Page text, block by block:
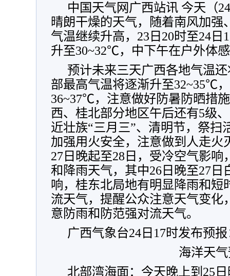
中国天气网广西站讯 今天（
晴朗干燥的天气，随着南风加强
气温继续升高，23日20时至24
升至30~32℃，中下午在户外体
预计未来三天广西各地气温
部最高气温将逐渐升至32~35℃
36~37℃，注意做好防暑防晒措
西、桂北部分地区午后还有5级
近壮族“三月三”、清明节，祭扫
加强用火安全，注意做到人走火
27日晚起至28日，受冷空气影
和降雨天气，其中26日晚至27日
响，桂东北局地有明显降雨和短
流天气，提醒公众注意天气变化
意防雨和防范强对流天气。
广西气象台24日17时发布预
海洋天
北部湾海面：今天晚上到25